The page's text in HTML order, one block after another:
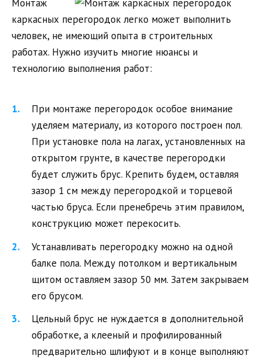
Монтаж
каркасных перегородок легко может выполнить
человек, не имеющий опыта в строительных
работах. Нужно изучить многие нюансы и
технологию выполнения работ:
При монтаже перегородок особое внимание
уделяем материалу, из которого построен пол.
При установке пола на лагах, установленных на
открытом грунте, в качестве перегородки
будет служить брус. Крепить будем, оставляя
зазор 1 см между перегородкой и торцевой
частью бруса. Если пренебречь этим правилом,
конструкцию может перекосить.
Устанавливать перегородку можно на одной
балке пола. Между потолком и вертикальным
щитом оставляем зазор 50 мм. Затем закрываем
его брусом.
Цельный брус не нуждается в дополнительной
обработке, а клееный и профилированный
предварительно шлифуют и в конце выполняют